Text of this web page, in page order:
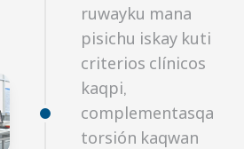
ruwayku mana
pisichu iskay kuti
criterios clínicos
kaqpi,
complementasqa
torsión kaqwan